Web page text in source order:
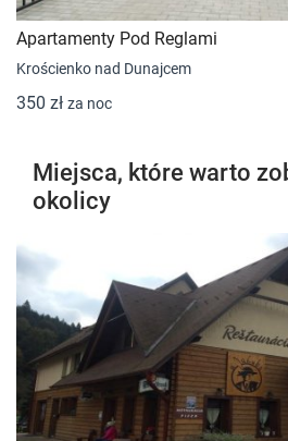
Apartamenty Pod Reglami
Krościenko nad Dunajcem
350 zł za noc
Miejsca, które warto
okolicy